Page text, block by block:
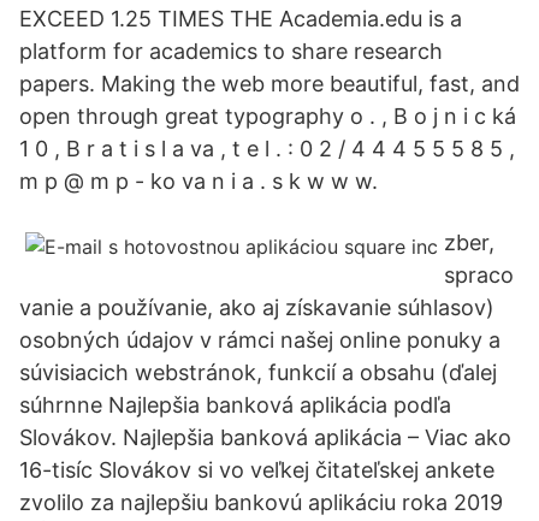
EXCEED 1.25 TIMES THE Academia.edu is a
platform for academics to share research
papers. Making the web more beautiful, fast, and
open through great typography o . , B o j n i c ká
1 0 , B r a t i s l a va , t e l . : 0 2 / 4 4 4 5 5 5 8 5 ,
m p @ m p - ko va n i a . s k w w w.
zber,
spraco
vanie a používanie, ako aj získavanie súhlasov)
osobných údajov v rámci našej online ponuky a
súvisiacich webstránok, funkcií a obsahu (ďalej
súhrnne Najlepšia banková aplikácia podľa
Slovákov. Najlepšia banková aplikácia – Viac ako
16-tisíc Slovákov si vo veľkej čitateľskej ankete
zvolilo za najlepšiu bankovú aplikáciu roka 2019